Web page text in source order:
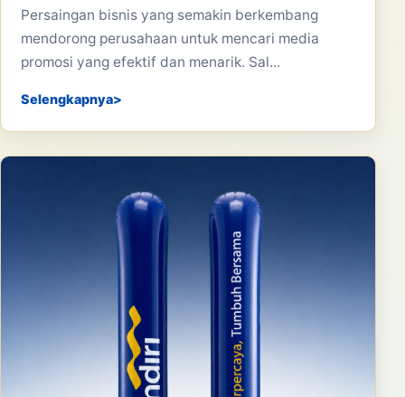
Persaingan bisnis yang semakin berkembang
mendorong perusahaan untuk mencari media
promosi yang efektif dan menarik. Sal...
Selengkapnya